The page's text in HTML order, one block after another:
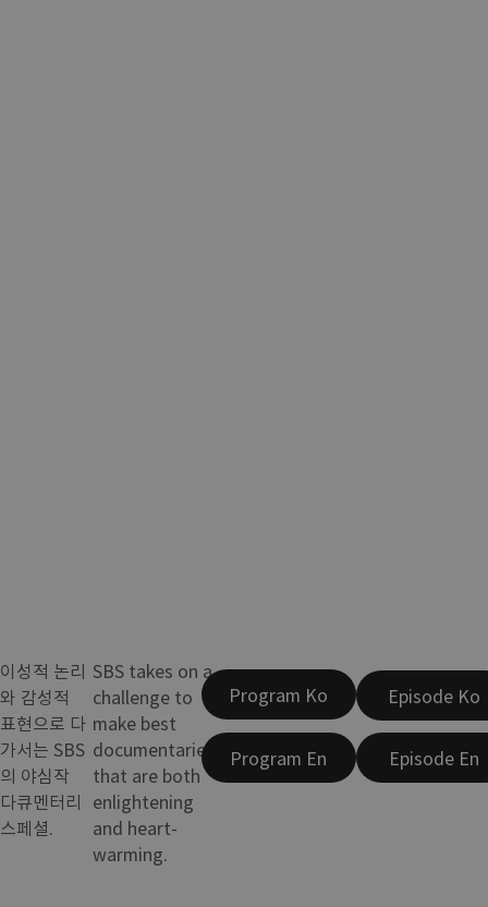
이성적 논리
와 감성적
표현으로 다
가서는 SBS
의 야심작
다큐멘터리
스페셜.
SBS takes on a
challenge to
make best
documentaries
that are both
enlightening
and heart-
warming.
Program Ko
Program En
Episode Ko
Episode En